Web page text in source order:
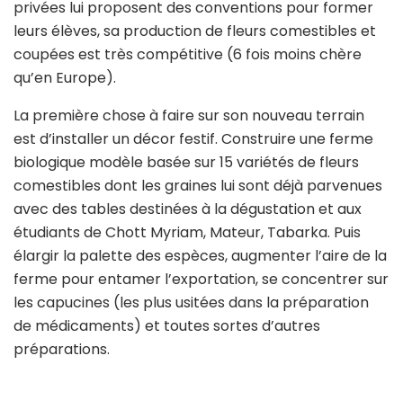
privées lui proposent des conventions pour former
leurs élèves, sa production de fleurs comestibles et
coupées est très compétitive (6 fois moins chère
qu’en Europe).
La première chose à faire sur son nouveau terrain
est d’installer un décor festif. Construire une ferme
biologique modèle basée sur 15 variétés de fleurs
comestibles dont les graines lui sont déjà parvenues
avec des tables destinées à la dégustation et aux
étudiants de Chott Myriam, Mateur, Tabarka. Puis
élargir la palette des espèces, augmenter l’aire de la
ferme pour entamer l’exportation, se concentrer sur
les capucines (les plus usitées dans la préparation
de médicaments) et toutes sortes d’autres
préparations.